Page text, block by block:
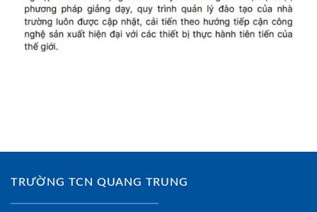
TRƯỜNG TCN QUANG TRUNG